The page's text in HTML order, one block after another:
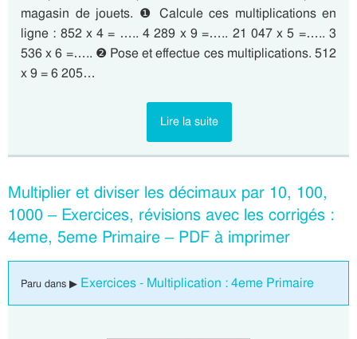
magasin de jouets. ❶ Calcule ces multiplications en
ligne : 852 x 4 = ….. 4 289 x 9 =….. 21 047 x 5 =….. 3
536 x 6 =….. ❷ Pose et effectue ces multiplications. 512
x 9 = 6 205…
Lire la suite
Multiplier et diviser les décimaux par 10, 100,
1000 – Exercices, révisions avec les corrigés :
4eme, 5eme Primaire – PDF à imprimer
Paru dans ▶ Exercices - Multiplication : 4eme Primaire